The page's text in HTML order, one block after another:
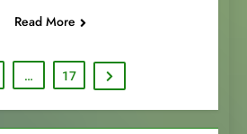
Read More
… 17